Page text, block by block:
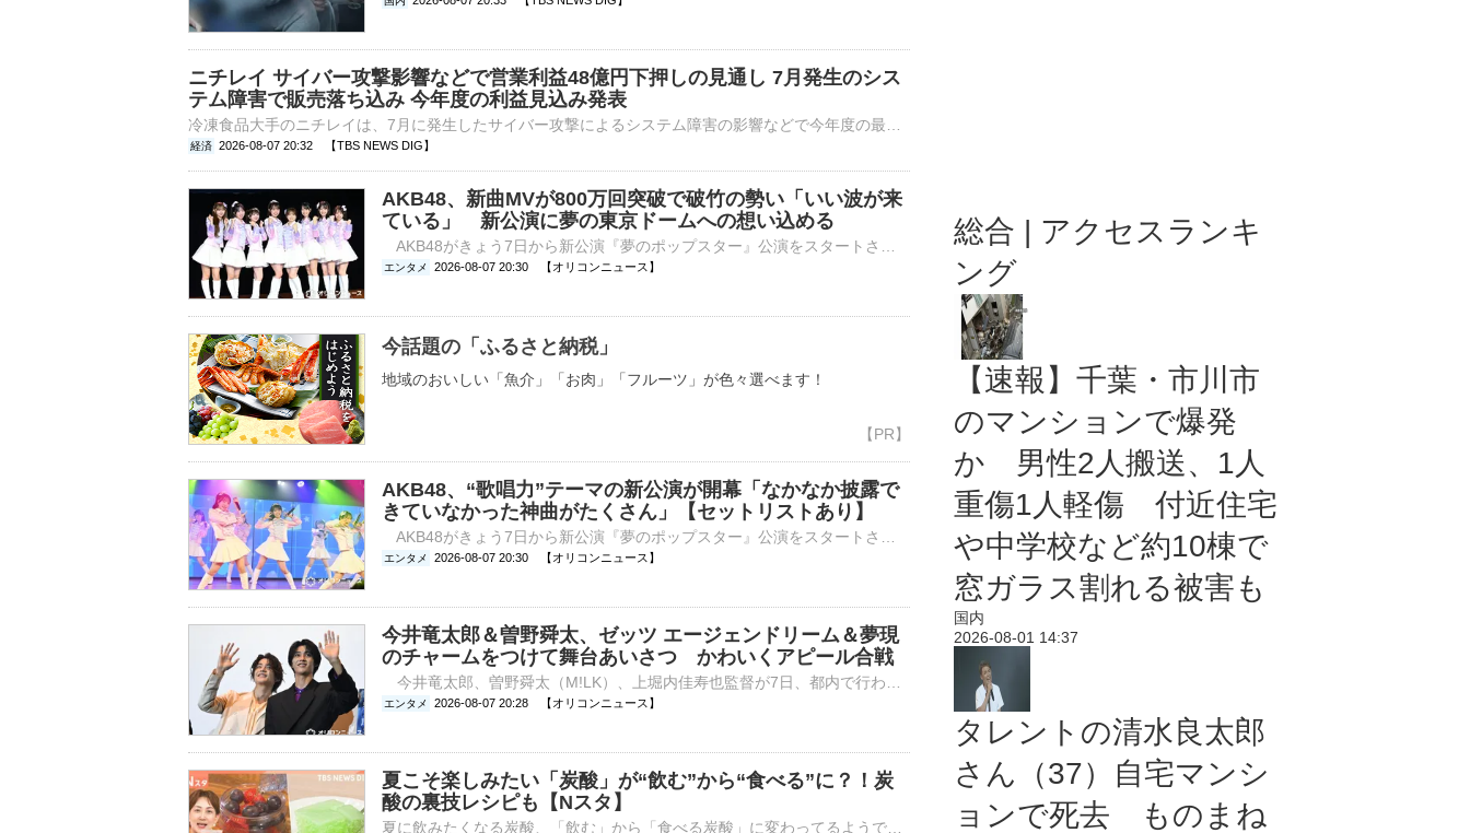
ニチレイ サイバー攻撃影響などで営業利益48億円下押しの見通し 7月発生のシス
テム障害で販売落ち込み 今年度の利益見込み発表
経済 2026-08-07 20:32 【TBS NEWS DIG】
AKB48、新曲MVが800万回突破で破竹の勢い「いい波が来
ている」 新公演に夢の東京ドームへの想い込める
エンタメ 2026-08-07 20:30 【オリコンニュース】
今話題の「ふるさと納税」
地域のおいしい「魚介」「お肉」「フルーツ」が色々選べます！
AKB48、“歌唱力”テーマの新公演が開幕「なかなか披露で
きていなかった神曲がたくさん」【セットリストあり】
エンタメ 2026-08-07 20:30 【オリコンニュース】
今井竜太郎＆曽野舜太、ゼッツ エージェンドリーム＆夢現
のチャームをつけて舞台あいさつ かわいくアピール合戦
エンタメ 2026-08-07 20:28 【オリコンニュース】
夏こそ楽しみたい「炭酸」が“飲む”から“食べる”に？！炭
酸の裏技レシピも【Nスタ】
総合 | アクセスランキ
ング
【速報】千葉・市川市
のマンションで爆発
か 男性2人搬送、1人
重傷1人軽傷 付近住宅
や中学校など約10棟で
窓ガラス割れる被害も
国内
2026-08-01 14:37
タレントの清水良太郎
さん（37）自宅マンシ
ョンで死去 ものまね